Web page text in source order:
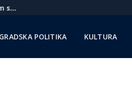
Aerodrom u Nišu: Pratimo situaciju sa Rajanerom, problem sa gorivom zbog sankcija NIS-u
GRADSKA POLITIKA KULTURA